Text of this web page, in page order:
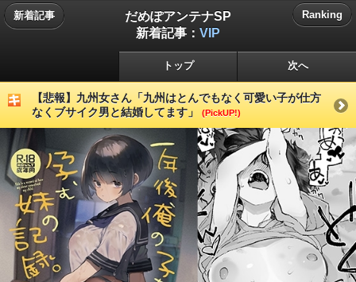
新着記事
だめぽアンテナSP
新着記事： VIP
Ranking
トップ 次へ
【悲報】九州女さん「九州はとんでもなく可愛い子が仕方
なくブサイク男と結婚してます」
(PickUP!)